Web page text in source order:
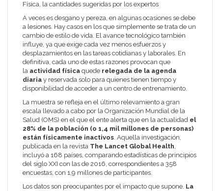
Física, la cantidades sugeridas por los expertos
A veces es desgano y pereza, en algunas ocasiones se debe
a lesiones. Hay casos en los que simplemente se trata de un
cambio de estilo de vida. El avance tecnológico también
influye, ya que exige cada vez menos esfuerzos y
desplazamientos en las tareas cotidianas y laborales. En
definitiva, cada uno de estas razones provocan que
la actividad física quede relegada de la agenda
diaria y reservada solo para quienes tienen tiempo y
disponibilidad de acceder a un centro de entrenamiento.
La muestra se refleja en el último relevamiento a gran
escala llevado a cabo por la Organización Mundial de la
Salud (OMS) en el que el ente alerta que en la actualidad el
28% de la población (o 1,4 mil millones de personas)
están físicamente inactivos. Aquella investigación,
publicada en la revista The Lancet Global Health,
incluyó a 168 países, comparando estadísticas de principios
del siglo XXI con las de 2016, correspondientes a 358
encuestas, con 1,9 millones de participantes.
Los datos son preocupantes por el impacto que supone. La